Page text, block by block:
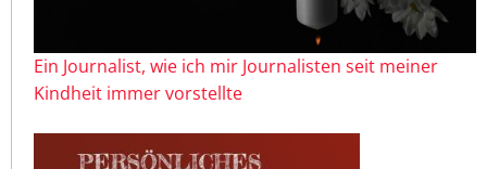
Ein Journalist, wie ich mir Journalisten seit meiner
Kindheit immer vorstellte